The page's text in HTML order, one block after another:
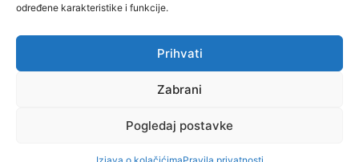
određene karakteristike i funkcije.
Prihvati
Zabrani
Pogledaj postavke
© Mojevijesti.com.hr 2026. Powered by PiS Marketing
Izjava o kolačićima
Pravila privatnosti